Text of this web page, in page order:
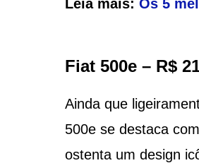
Leia mais: Os 5
Fiat 500e – R$
Ainda que
500e se destaca
ostenta um design